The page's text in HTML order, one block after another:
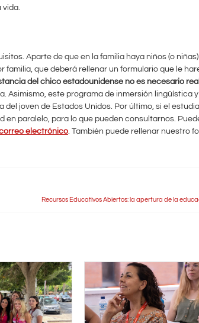
vida.
Aparte de que en la familia haya niños (o
que deberá rellenar un formulario que le
del chico estadounidense no es necesario
Asimismo, este programa de inmersión lingüística
joven de Estados Unidos. Por último, si el
en paralelo, para lo que pueden consultarnos.
electrónico. También puede rellenar nuestro
Recursos Educativos Abiertos: la apertura de la